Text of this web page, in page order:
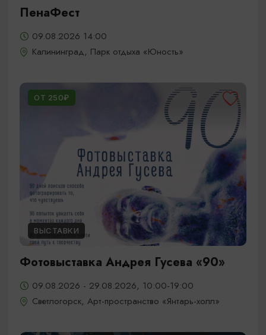
ПенаФест
09.08.2026 14:00
Калининград, Парк отдыха «Юность»
ОТ 250₽
ВЫСТАВКИ
Фотовыставка Андрея Гусева «90»
09.08.2026 - 29.08.2026, 10:00-19:00
Светлогорск, Арт-пространство «Янтарь-холл»